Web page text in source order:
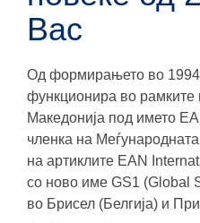
Вас
Од формирањето во 1994
функционира во рамките
Македонија под името
членка на
на артиклите EAN
со ново име GS1 (Global
во Брисел (Белгија) и